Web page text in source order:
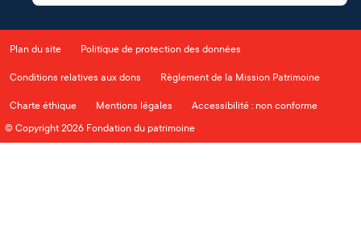
Plan du site Politique de protection des données
Conditions relatives aux dons Règlement de la Mission Patrimoine
Charte éthique Mentions légales
Accessibilité : non conforme
© Copyright 2026 Fondation du patrimoine